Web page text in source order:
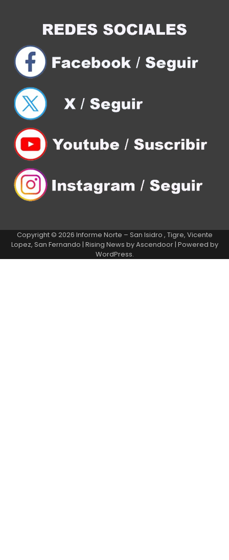
Copyright © 2026 Informe Norte – San Isidro , Tigre, Vicente
Lopez, San Fernando | Rising News byAscendoor| Powered by
WordPress.